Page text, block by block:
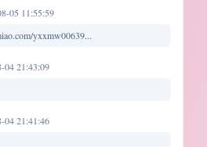
05 11:55:59
yxxmw00639...
04 21:43:09
04 21:41:46